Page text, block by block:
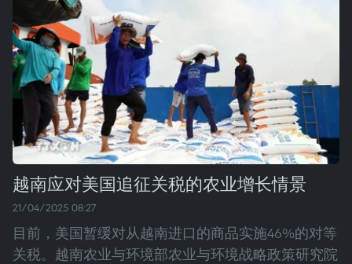
越南应对美国追征关税的农业增长情景
21/04/2025 08:27
目前，美国暂缓对从越南进口的商品实施46%的对等
关税。越南农业与环境部农业与环境战略政策研究院